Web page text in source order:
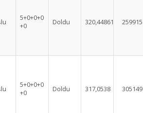
5+0+0+0
+0
Doldu 320,44861 259915
5+0+0+0
+0
Doldu 317,0538 305149